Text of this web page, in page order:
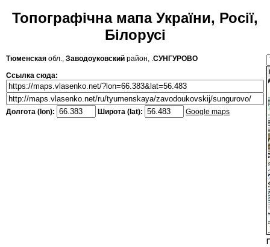
Топографічна мапа України, Росії,
Білорусі
Тюменская обл., Заводоуковский район, .СУНГУРОВО
Ссылка сюда:
Долгота (lon): Широта (lat): Google maps